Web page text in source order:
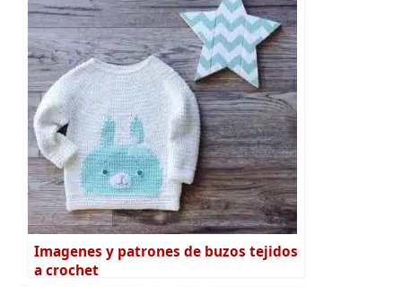
Imagenes y patrones de buzos tejidos
a crochet